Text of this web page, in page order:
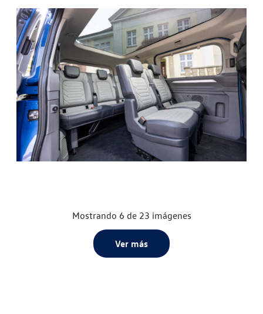
Mostrando 6 de 23 imágenes
Ver más